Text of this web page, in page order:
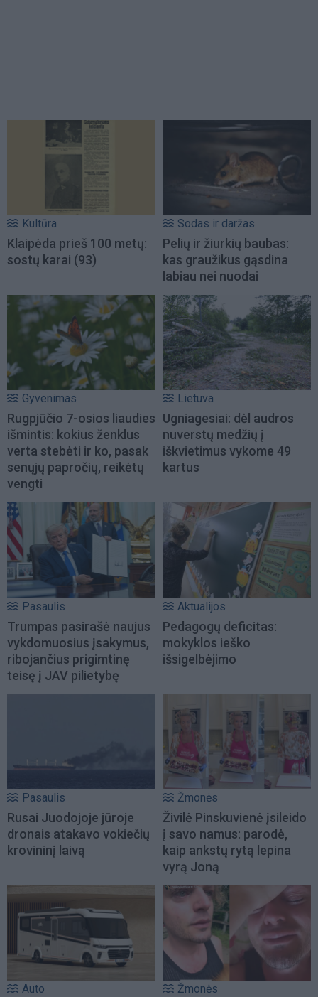
Kultūra
Klaipėda prieš 100 metų:
sostų karai (93)
Sodas ir daržas
Pelių ir žiurkių baubas:
kas graužikus gąsdina
labiau nei nuodai
Gyvenimas
Rugpjūčio 7-osios liaudies
išmintis: kokius ženklus
verta stebėti ir ko, pasak
senųjų papročių, reikėtų
vengti
Lietuva
Ugniagesiai: dėl audros
nuverstų medžių į
iškvietimus vykome 49
kartus
Pasaulis
Trumpas pasirašė naujus
vykdomuosius įsakymus,
ribojančius prigimtinę
teisę į JAV pilietybę
Aktualijos
Pedagogų deficitas:
mokyklos ieško
išsigelbėjimo
Pasaulis
Rusai Juodojoje jūroje
dronais atakavo vokiečių
krovininį laivą
Žmonės
Živilė Pinskuvienė įsileido
į savo namus: parodė,
kaip ankstų rytą lepina
vyrą Joną
Auto Žmonės